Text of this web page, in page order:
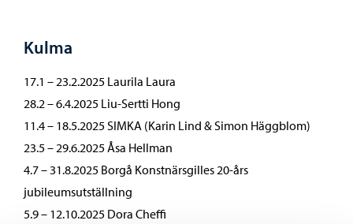
Kulma
17.1 – 23.2.2025 Laurila Laura
28.2 – 6.4.2025 Liu-Sertti Hong
11.4 – 18.5.2025 SIMKA (Karin Lind & Simon Häggblom)
23.5 – 29.6.2025 Åsa Hellman
4.7 – 31.8.2025 Borgå Konstnärsgilles 20-års
jubileumsutställning
5.9 – 12.10.2025 Dora Cheffi